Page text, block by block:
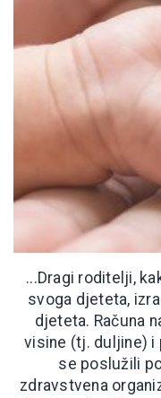
...Dragi roditelji,
svoga djeteta,
djeteta. Računa
visine (tj. duljine) i
se poslužili
zdravstvena